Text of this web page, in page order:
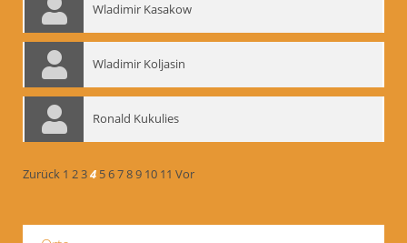
Wladimir Kasakow
Wladimir Koljasin
Ronald Kukulies
Zurück 1 234 56789 10 11 Vor